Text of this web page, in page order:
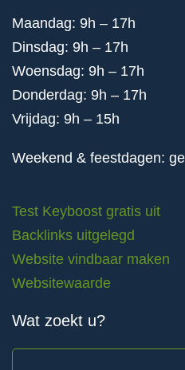
Maandag: 9h – 17h
Dinsdag: 9h – 17h
Woensdag: 9h – 17h
Donderdag: 9h – 17h
Vrijdag: 9h – 15h
Weekend & feestdagen:
Test Keyboost gratis uit
Backlinks uitgelegd
Website vindbaar maken
Websitewaarde
Wat zoekt u?